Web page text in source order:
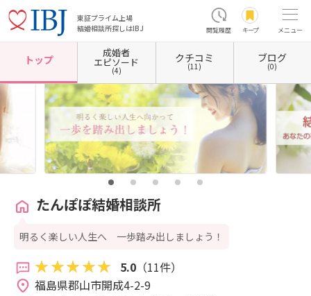
東証プライム上場
結婚相談所探しはIBJ
閲覧履歴 キープ メニュー
ホーム 福島県の結婚相談所 福島県郡山市 たんぽぽ結婚相談所
トップ
成婚者
エピソード
(4)
クチコミ
(11)
ブログ
(0)
たんぽぽ結婚相談所
明るく楽しい人生へ 一歩踏み出しましょう！
5.0（11件）